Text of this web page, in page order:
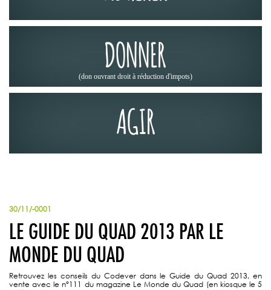
DONNER
(don ouvrant droit à réduction d'impots)
AGIR
30/11/-0001
LE GUIDE DU QUAD 2013 PAR LE
MONDE DU QUAD
Retrouvez les conseils du Codever dans le Guide du Quad 2013, en
vente avec le n°111 du magazine Le Monde du Quad (en kiosque le 5